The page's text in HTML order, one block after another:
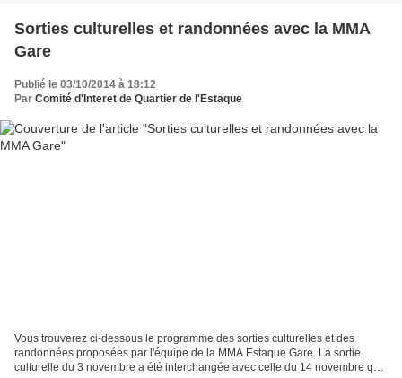
Sorties culturelles et randonnées avec la MMA
Gare
Publié le 03/10/2014 à 18:12
Par Comité d'Interet de Quartier de l'Estaque
Vous trouverez ci-dessous le programme des sorties culturelles et des
randonnées proposées par l'équipe de la MMA Estaque Gare. La sortie
culturelle du 3 novembre a été interchangée avec celle du 14 novembre qui